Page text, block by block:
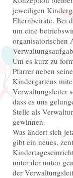
jeweiligen
Elternbeiräte. Bei
um eine
organisatorischen
Um es kurz zu
Pfarrer neben
Kindergartens
Verwaltungsleiter
dass es uns
Stelle als
gewinnen.
Was ändert sich
gibt ein neues,
unter der unten
der